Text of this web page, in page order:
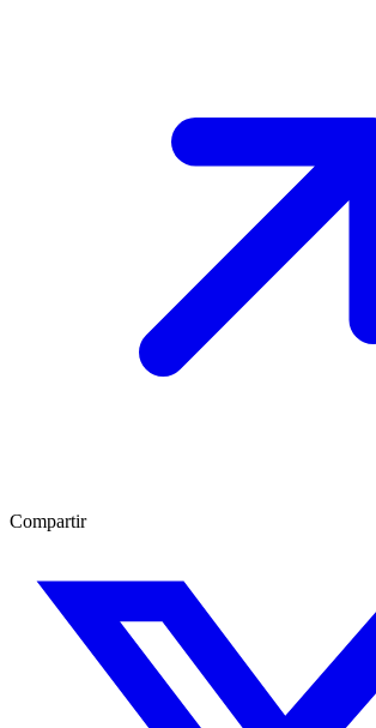
Compartir